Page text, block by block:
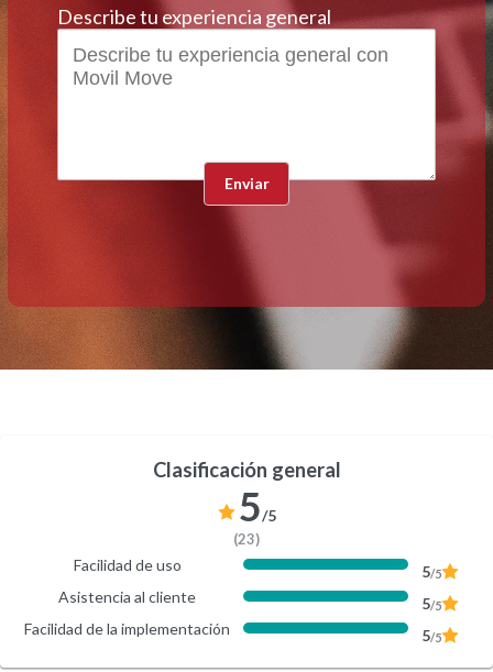
Describe tu experiencia general
Clasificación general
5/5
(23)
Facilidad de uso 5/5
Asistencia al cliente 5/5
Facilidad de la implementación 5/5